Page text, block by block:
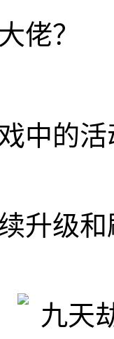
佬？
中的
升级